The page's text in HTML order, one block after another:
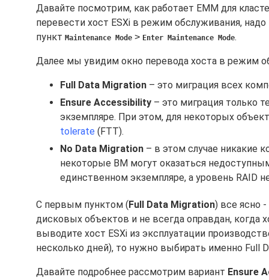
Давайте посмотрим, как работает EMM для
перевести хост ESXi в режим обслуживания,
пункт Maintenance Mode > Enter Maintenance Mode.
Далее мы увидим окно перевода хоста в режим
Full Data Migration – это миграция всех
Ensure Accessibility – это миграция только
экземпляре. При этом, для некоторых
tolerate (FTT).
No Data Migration – в этом случае никакие
некоторые ВМ могут оказаться
единственном экземпляре, а уровень RAID
С первым пунктом (Full Data Migration) все ясно
дисковых объектов и не всегда оправдан, когда
выводите хост ESXi из эксплуатации
несколько дней), то нужно выбирать именно Full
Давайте подробнее рассмотрим вариант Ensure